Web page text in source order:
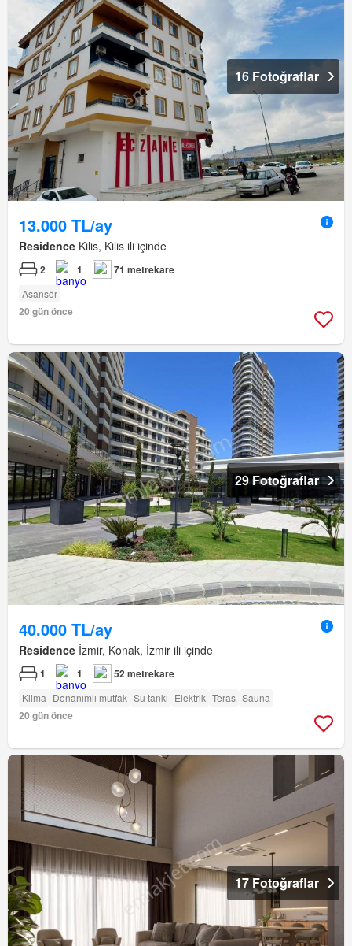
16 Fotoğraflar
13.000 TL/ay
Residence Kilis, Kilis ili içinde
2 1 71 metrekare
Asansör
20 gün önce
29 Fotoğraflar
40.000 TL/ay
Residence İzmir, Konak, İzmir ili içinde
1 1 52 metrekare
Klima Donanımlı mutfak Su tankı Elektrik Teras Sauna
20 gün önce
17 Fotoğraflar